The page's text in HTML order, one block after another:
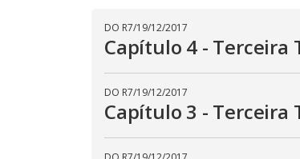
DO R7/19/12/2017
Capítulo 4 -
DO R7/19/12/2017
Capítulo 3 -